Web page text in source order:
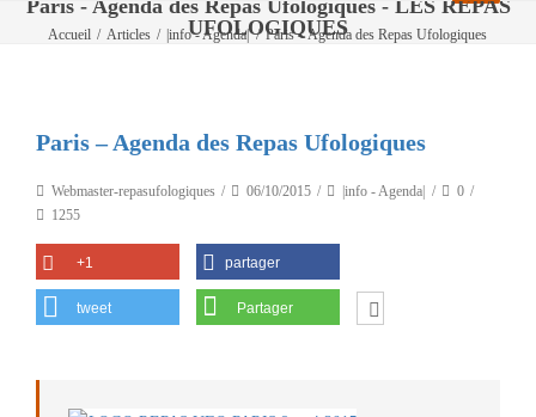
Paris - Agenda des Repas Ufologiques - LES REPAS
UFOLOGIQUES
Accueil / Articles / |info - Agenda| / Paris – Agenda des Repas Ufologiques
Paris – Agenda des Repas Ufologiques
Webmaster-repasufologiques 06/10/2015 |info - Agenda|
0
1255
+1 partager
tweet Partager